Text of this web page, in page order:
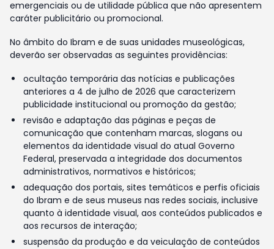
emergenciais ou de utilidade pública que não apresentem
caráter publicitário ou promocional.
No âmbito do Ibram e de suas unidades museológicas,
deverão ser observadas as seguintes providências:
ocultação temporária das notícias e publicações
anteriores a 4 de julho de 2026 que caracterizem
publicidade institucional ou promoção da gestão;
revisão e adaptação das páginas e peças de
comunicação que contenham marcas, slogans ou
elementos da identidade visual do atual Governo
Federal, preservada a integridade dos documentos
administrativos, normativos e históricos;
adequação dos portais, sites temáticos e perfis oficiais
do Ibram e de seus museus nas redes sociais, inclusive
quanto à identidade visual, aos conteúdos publicados e
aos recursos de interação;
suspensão da produção e da veiculação de conteúdos